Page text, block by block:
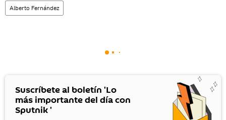
Alberto Fernández
Suscríbete al boletín 'Lo
más importante del día con
Sputnik '